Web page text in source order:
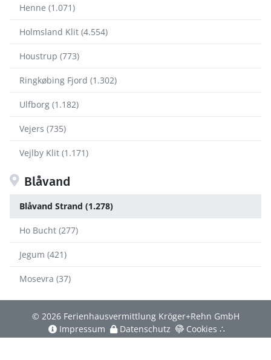
Henne (1.071)
Holmsland Klit (4.554)
Houstrup (773)
Ringkøbing Fjord (1.302)
Ulfborg (1.182)
Vejers (735)
Vejlby Klit (1.171)
Blåvand
Blåvand Strand (1.278)
Ho Bucht (277)
Jegum (421)
Mosevra (37)
© 2026 Ferienhausvermittlung Kröger+Rehn GmbH
Impressum
Datenschutz Cookies ∴